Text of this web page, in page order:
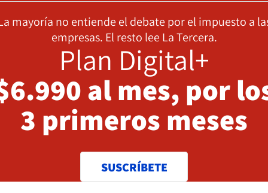
mayoría no entiende el debate por el impuesto a
empresas. El resto lee La Tercera.
Plan Digital+
al mes, por
3 primeros meses
SUSCRÍBETE